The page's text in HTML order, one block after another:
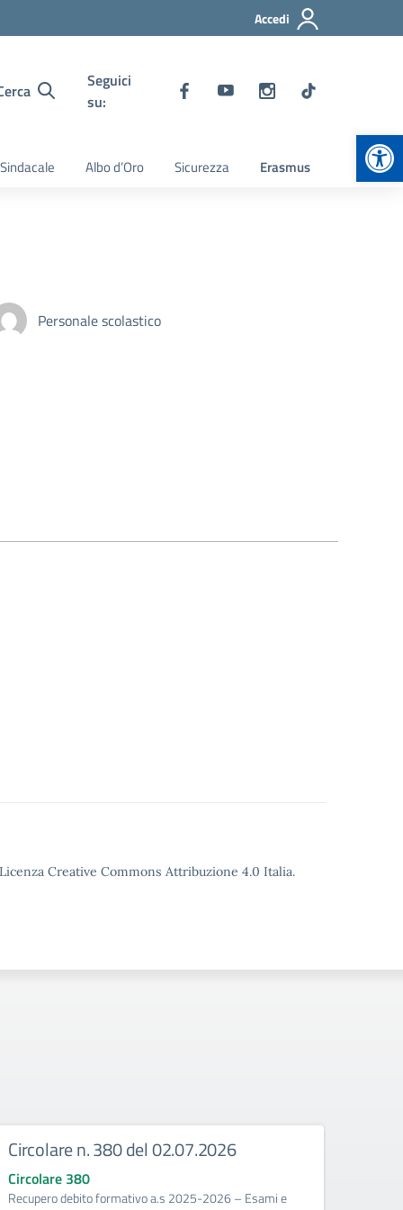
Accedi
Seguici
su:
Albo d’Oro Sicurezza Erasmus
Personale scolastico
Creative Commons Attribuzione 4.0 Italia.
Circolare n. 380 del 02.07.2026
Circolare 380
Recupero debito formativo a.s 2025-2026 – Esami e